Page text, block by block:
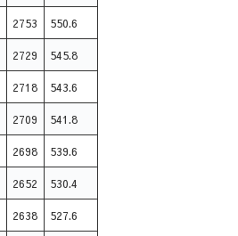
2753 550.6
2729 545.8
2718 543.6
2709 541.8
2698 539.6
2652 530.4
2638 527.6